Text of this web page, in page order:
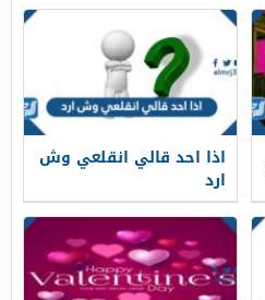
اذا احد قالي انقلعي وش
ارد